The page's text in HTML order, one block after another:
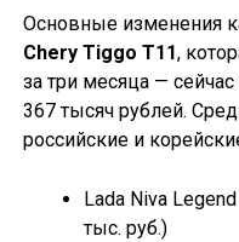
Основные изменения
Chery Tiggo T11,
за три месяца —
367 тысяч рублей.
российские и
Lada Niva
тыс. руб.)